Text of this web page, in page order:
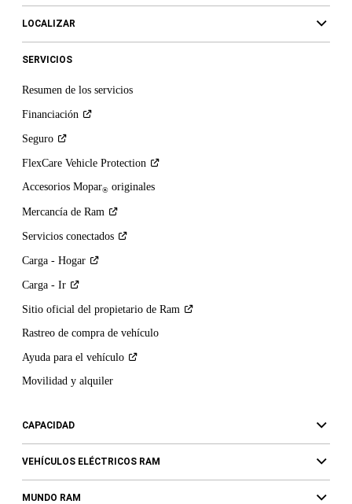
LOCALIZAR
SERVICIOS
Resumen de los servicios
Financiación
Seguro
FlexCare Vehicle Protection
Accesorios Mopar® originales
Mercancía de Ram
Servicios conectados
Carga - Hogar
Carga - Ir
Sitio oficial del propietario de Ram
Rastreo de compra de vehículo
Ayuda para el vehículo
Movilidad y alquiler
CAPACIDAD
VEHÍCULOS ELÉCTRICOS RAM
MUNDO RAM